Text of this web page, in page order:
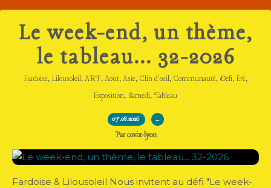
Le week-end, un thème,
le tableau... 32-2026
Fardoise, Lilousoleil,ART,Aout,Asie, Clin d'oeil, Communauté, Defi, Eté,
Exposition, Samedi, Tableau
07.08.2026 …
Par covix-lyon
Fardoise & Lilousoleil Nous invitent au défi "Le week-